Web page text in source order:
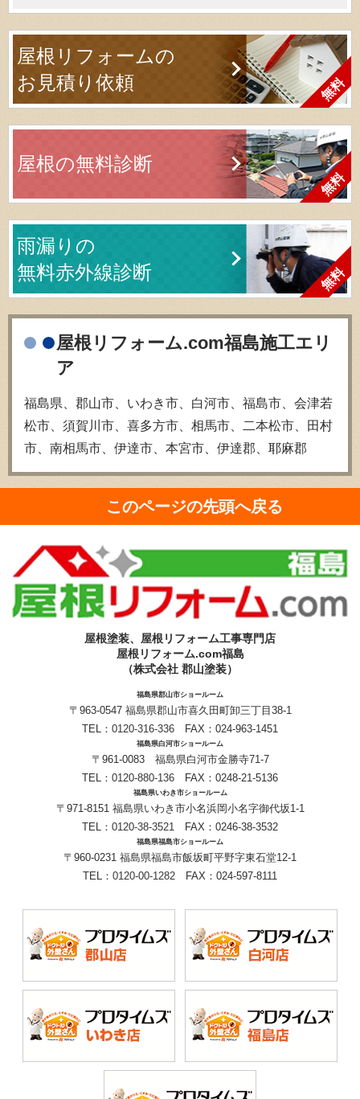
屋根リフォームの
お見積り依頼
屋根の無料診断
雨漏りの
無料赤外線診断
屋根リフォーム.com福島施工エリ
ア
福島県、郡山市、いわき市、白河市、福島市、会津若
松市、須賀川市、喜多方市、相馬市、二本松市、田村
市、南相馬市、伊達市、本宮市、伊達郡、耶麻郡
このページの先頭へ戻る
屋根塗装、屋根リフォーム工事専門店
屋根リフォーム.com福島
（株式会社 郡山塗装）
福島県郡山市ショールーム
〒963-0547 福島県郡山市喜久田町卸三丁目38-1
TEL： 0120-316-336 FAX：024-963-1451
福島県白河市ショールーム
〒961-0083 福島県白河市金勝寺71-7
TEL： 0120-880-136 FAX：0248-21-5136
福島県いわき市ショールーム
〒971-8151 福島県いわき市小名浜岡小名字御代坂1-1
TEL： 0120-38-3521 FAX：0246-38-3532
福島県福島市ショールーム
〒960-0231 福島県福島市飯坂町平野字東石堂12-1
TEL： 0120-00-1282 FAX：024-597-8111